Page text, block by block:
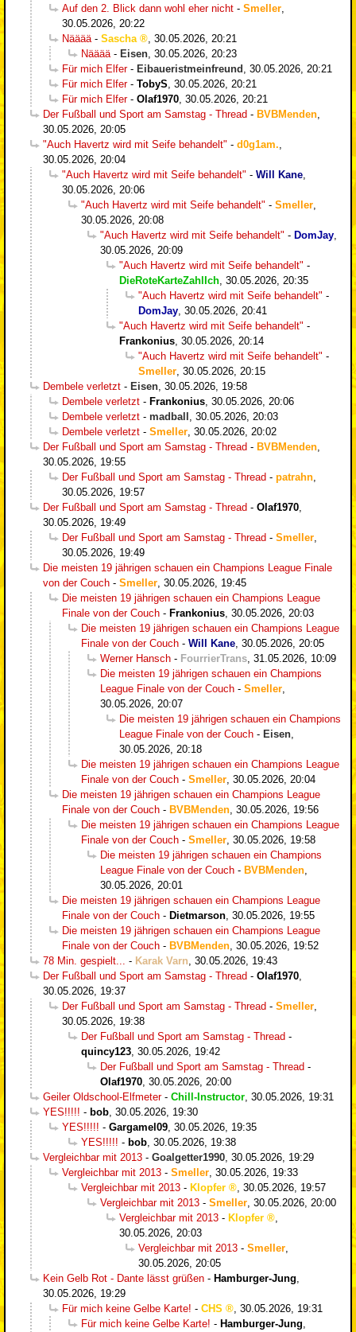
Auf den 2. Blick dann wohl eher nicht - Smeller
30.05.2026, 20:22
Nääää - Sascha
30.05.2026, 20:21
Nääää - Eisen 30.05.2026, 20:23
Für mich Elfer- Eibaueristmeinfreund
30.05.2026, 20:21
Für mich Elfer- TobyS 30.05.2026, 20:21
Für mich Elfer- Olaf1970 30.05.2026, 20:21
Der Fußball und Sport am Samstag - Thread - BVBMenden
30.05.2026, 20:05
"Auch Havertz wird mit Seife behandelt" - d0g1am.
30.05.2026, 20:04
"Auch Havertz wird mit Seife behandelt" - Will Kane
30.05.2026, 20:06
"Auch Havertz wird mit Seife behandelt" - Smeller
30.05.2026, 20:08
"Auch Havertz wird mit Seife behandelt" - DomJay
30.05.2026, 20:09
"Auch Havertz wird mit Seife behandelt" -
DieRoteKarteZahlIch 30.05.2026, 20:35
"Auch Havertz wird mit Seife behandelt" -
DomJay 30.05.2026, 20:41
"Auch Havertz wird mit Seife behandelt" -
Frankonius 30.05.2026, 20:14
"Auch Havertz wird mit Seife behandelt" -
Smeller 30.05.2026, 20:15
Dembele verletzt - Eisen 30.05.2026, 19:58
Dembele verletzt - Frankonius 30.05.2026, 20:06
Dembele verletzt - madball
30.05.2026, 20:03
Dembele verletzt - Smeller 30.05.2026, 20:02
Der Fußball und Sport am Samstag - Thread - BVBMenden
30.05.2026, 19:55
Der Fußball und Sport am Samstag - Thread - patrahn
30.05.2026, 19:57
Der Fußball und Sport am Samstag - Thread - Olaf1970
30.05.2026, 19:49
Der Fußball und Sport am Samstag - Thread - Smeller
30.05.2026, 19:49
Die meisten 19 jährigen schauen ein Champions League Finale
von der Couch - Smeller 30.05.2026, 19:45
Die meisten 19 jährigen schauen ein Champions League
Finale von der Couch - Frankonius 30.05.2026, 20:03
Die meisten 19 jährigen schauen ein Champions League
Finale von der Couch - Will Kane 30.05.2026, 20:05
Werner Hansch - FourrierTrans 31.05.2026, 10:09
Die meisten 19 jährigen schauen ein Champions
League Finale von der Couch - Smeller
30.05.2026, 20:07
Die meisten 19 jährigen schauen ein Champions
League Finale von der Couch - Eisen
30.05.2026, 20:18
Die meisten 19 jährigen schauen ein Champions League
Finale von der Couch - Smeller 30.05.2026, 20:04
Die meisten 19 jährigen schauen ein Champions League
Finale von der Couch - BVBMenden 30.05.2026, 19:56
Die meisten 19 jährigen schauen ein Champions League
Finale von der Couch - Smeller 30.05.2026, 19:58
Die meisten 19 jährigen schauen ein Champions
League Finale von der Couch - BVBMenden
30.05.2026, 20:01
Die meisten 19 jährigen schauen ein Champions League
Finale von der Couch - Dietmarson 30.05.2026, 19:55
Die meisten 19 jährigen schauen ein Champions League
Finale von der Couch - BVBMenden 30.05.2026, 19:52
78 Min. gespielt...
- Karak Varn 30.05.2026, 19:43
Der Fußball und Sport am Samstag - Thread - Olaf1970
30.05.2026, 19:37
Der Fußball und Sport am Samstag - Thread - Smeller
30.05.2026, 19:38
Der Fußball und Sport am Samstag - Thread -
quincy123 30.05.2026, 19:42
Der Fußball und Sport am Samstag - Thread -
Olaf1970 30.05.2026, 20:00
Geiler Oldschool-Elfmeter- Chill-Instructor 30.05.2026, 19:31
YES!!!!! - bob 30.05.2026, 19:30
YES!!!!! - Gargamel09 30.05.2026, 19:35
YES!!!!! - bob 30.05.2026, 19:38
Vergleichbar mit 2013 - Goalgetter1990 30.05.2026, 19:29
Vergleichbar mit 2013 - Smeller 30.05.2026, 19:33
Vergleichbar mit 2013 - Klopfer
30.05.2026, 19:57
Vergleichbar mit 2013 - Smeller 30.05.2026, 20:00
Vergleichbar mit 2013 - Klopfer
30.05.2026, 20:03
Vergleichbar mit 2013 - Smeller
30.05.2026, 20:05
Kein Gelb Rot - Dante lässt grüßen - Hamburger-Jung
30.05.2026, 19:29
Für mich keine Gelbe Karte! - CHS
30.05.2026, 19:31
Für mich keine Gelbe Karte! - Hamburger-Jung